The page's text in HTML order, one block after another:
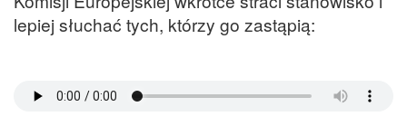
lepiej słuchać tych, którzy go zastąpią: